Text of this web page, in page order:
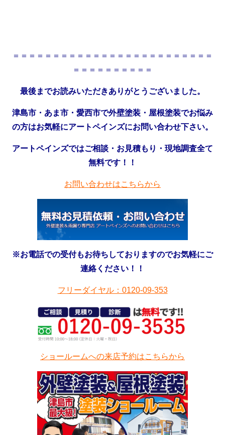
＝＝＝＝＝＝＝＝＝＝＝＝＝＝＝＝＝＝＝＝＝＝＝＝＝
＝＝＝＝＝＝＝＝＝＝
最後までお読みいただきありがとうございました。
津島市・あま市・愛西市で外壁塗装・屋根塗装でお悩み
の方はお気軽にアートペインズにお問い合わせ下さい。
アートペインズではご相談・お見積もり・現地調査全て
無料です！！
お問い合わせはこちらから
※お電話での受付もお待ちしておりますのでお気軽にご
連絡ください！！
フリーダイヤル：0120-09-353
ショールームへの来店予約はこちらから